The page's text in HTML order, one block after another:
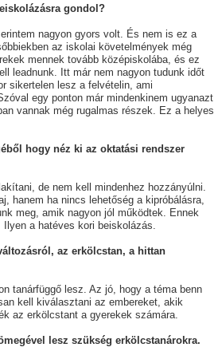
gondol?
nagyon gyors volt. És nem is ez a
az iskolai követelmények még
mennek tovább középiskolába, és ez
leadnunk. Itt már nem nagyon tudunk időt
sikertelen lesz a felvételin, ami
egy ponton már mindenkinem ugyanazt
vannak még rugalmas részek. Ez a helyes
hogy néz ki az oktatási rendszer
de nem kell mindenhez hozzányúlni.
hanem ha nincs lehetőség a kipróbálásra,
meg, amik nagyon jól működtek. Ennek
a hatéves kori beiskolázás.
az erkölcstan, a hittan
tanárfüggő lesz. Az jó, hogy a téma benn
kell kiválasztani az embereket, akik
az erkölcstant a gyerekek számára.
lesz szükség erkölcstanárokra.